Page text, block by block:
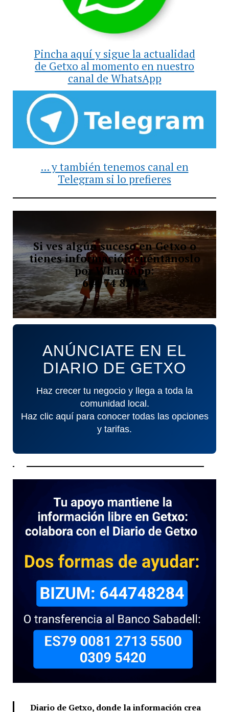
Pincha aquí y sigue la actualidad
de Getxo al momento en nuestro
canal de WhatsApp
... y también tenemos canal en
Telegram si lo prefieres
Si ves algún suceso en Getxo o
tienes información cuéntanoslo
por WhatsApp:
644 74 82 84
ANÚNCIATE EN EL
DIARIO DE GETXO
Haz crecer tu negocio y llega a toda la
comunidad local.
Haz clic aquí para conocer todas las opciones
y tarifas.
Diario de Getxo, donde la información crea